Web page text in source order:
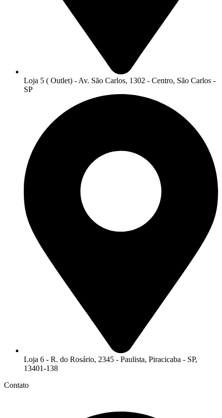
Loja 5 ( Outlet) - Av. São Carlos, 1302 - Centro, São Carlos -
SP
Loja 6 - R. do Rosário, 2345 - Paulista, Piracicaba - SP,
13401-138
Contato